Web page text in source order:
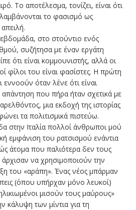
Το αποτέλεσμα, τονίζει, είναι ότι
το φασισμό ως
στο στούντιο ενός
συζήτησα με έναν εργάτη
ότι είναι κομμουνιστής, αλλά οι
φίλοι του είναι φασίστες. Η πρώτη
όταν λένε ότι είναι
απάντηση που πήρα ήταν σχετικά με
μια εκδοχή της ιστορίας
τα πολιτισμικά πιστεύω.
στην Ιταλία πολλοί άνθρωποι μού
εμφάνιση του ρατσισμού ενάντια
άτομα που παλιότερα δεν τους
να χρησιμοποιούν την
του «αράπη». Ένας νέος μπάρμαν
(όπου υπήρχαν μόνο λευκοί)
μισούν τους μαύρους»
κάλυψη των μίντια για τη